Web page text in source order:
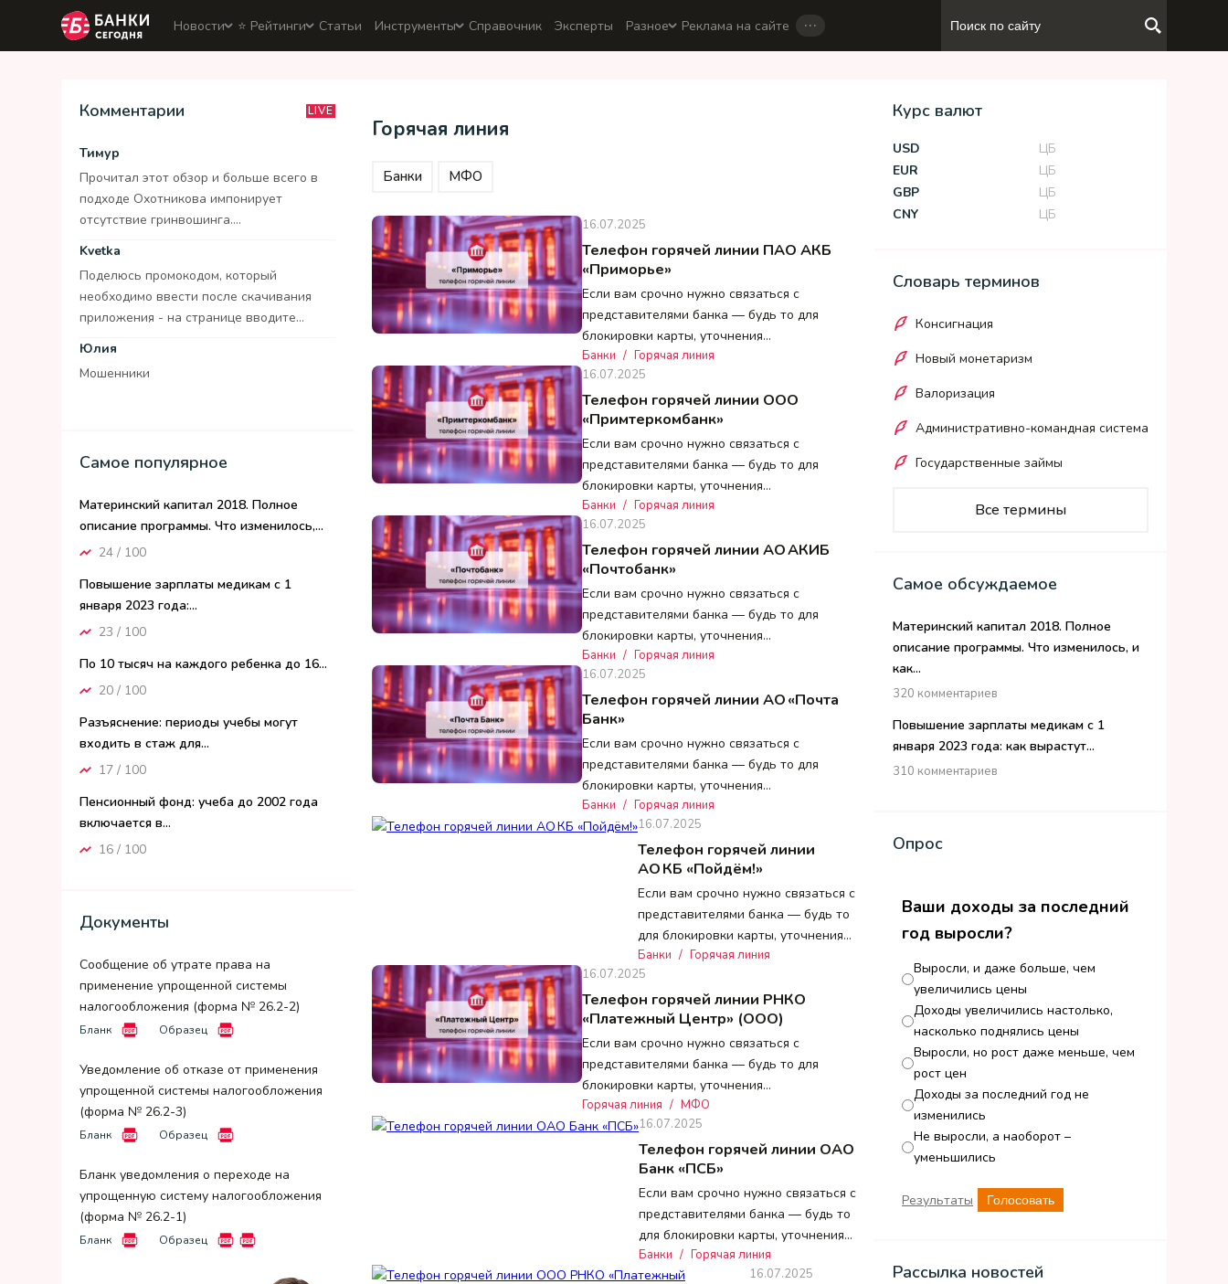
Новости ⭐️ Рейтинги Статьи Инструменты Справочник Эксперты Разное Реклама на сайте …
Комментарии LIVE
Тимур
Прочитал этот обзор и больше всего в
подходе Охотникова импонирует
отсутствие гринвошинга....
Kvetka
Поделюсь промокодом, который
необходимо ввести после скачивания
приложения - на странице вводите...
Юлия
Мошенники
Самое популярное
Материнский капитал 2018. Полное
описание программы. Что изменилось,...
24 / 100
Повышение зарплаты медикам с 1
января 2023 года:...
23 / 100
По 10 тысяч на каждого ребенка до 16...
20 / 100
Разъяснение: периоды учебы могут
входить в стаж для...
17 / 100
Пенсионный фонд: учеба до 2002 года
включается в...
16 / 100
Документы
Сообщение об утрате права на
применение упрощенной системы
налогообложения (форма № 26.2-2)
Бланк Образец
Уведомление об отказе от применения
упрощенной системы налогообложения
(форма № 26.2-3)
Бланк Образец
Бланк уведомления о переходе на
упрощенную систему налогообложения
(форма № 26.2-1)
Бланк Образец
Горячая линия
Банки МФО
16.07.2025
Телефон горячей линии ПАО АКБ
«Приморье»
Если вам срочно нужно связаться с
представителями банка — будь то для
блокировки карты, уточнения…
Банки / Горячая линия
16.07.2025
Телефон горячей линии ООО
«Примтеркомбанк»
Если вам срочно нужно связаться с
представителями банка — будь то для
блокировки карты, уточнения…
Банки / Горячая линия
16.07.2025
Телефон горячей линии АО АКИБ
«Почтобанк»
Если вам срочно нужно связаться с
представителями банка — будь то для
блокировки карты, уточнения…
Банки / Горячая линия
16.07.2025
Телефон горячей линии АО «Почта
Банк»
Если вам срочно нужно связаться с
представителями банка — будь то для
блокировки карты, уточнения…
Банки / Горячая линия
16.07.2025
Телефон горячей линии
АО КБ «Пойдём!»
Если вам срочно нужно связаться с
представителями банка — будь то
для блокировки карты, уточнения…
Банки / Горячая линия
16.07.2025
Телефон горячей линии РНКО
«Платежный Центр» (ООО)
Если вам срочно нужно связаться с
представителями банка — будь то для
блокировки карты, уточнения…
Горячая линия / МФО
16.07.2025
Телефон горячей линии ОАО
Банк «ПСБ»
Если вам срочно нужно связаться с
представителями банка — будь то
для блокировки карты, уточнения…
Банки / Горячая линия
16.07.2025
Курс валют
USD ЦБ
EUR ЦБ
GBP ЦБ
CNY ЦБ
Словарь терминов
Консигнация
Новый монетаризм
Валоризация
Административно-командная система
Государственные займы
Все термины
Самое обсуждаемое
Материнский капитал 2018. Полное
описание программы. Что изменилось, и
как...
320 комментариев
Повышение зарплаты медикам с 1
января 2023 года: как вырастут...
310 комментариев
Опрос
Ваши доходы за последний
год выросли?
Выросли, и даже больше, чем
увеличились цены
Доходы увеличились настолько,
насколько поднялись цены
Выросли, но рост даже меньше, чем
рост цен
Доходы за последний год не
изменились
Не выросли, а наоборот –
уменьшились
Голосовать
Результаты
Рассылка новостей